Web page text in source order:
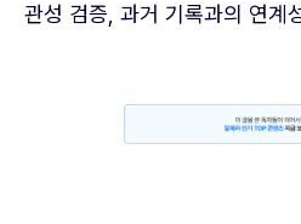
관성 검증, 과거 기록과의 연계